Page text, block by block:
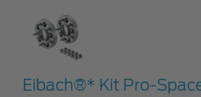
Eibach®* Kit Pro-